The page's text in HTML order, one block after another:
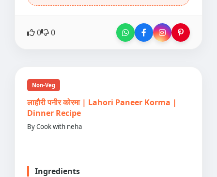
0 0
Non-Veg
लाहौरी पनीर कोरमा | Lahori Paneer Korma |
Dinner Recipe
By Cook with neha
Ingredients